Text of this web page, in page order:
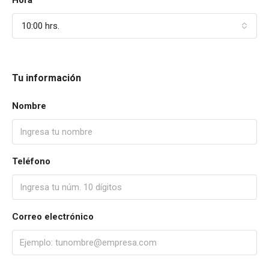
10:00 hrs.
Tu información
Nombre
Teléfono
Correo electrónico